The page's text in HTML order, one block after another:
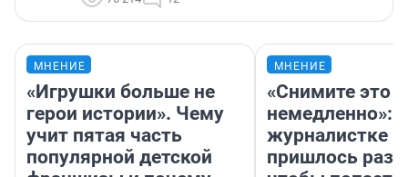
МНЕНИЕ
«Игрушки больше не
герои истории». Чему
учит пятая часть
популярной детской
МНЕНИЕ
«Снимите это
немедленно»:
журналистке
пришлось